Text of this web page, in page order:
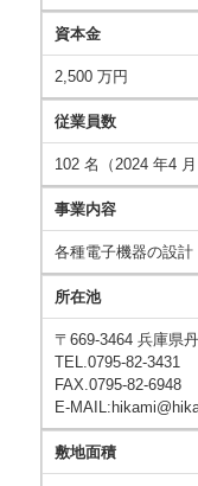
資本金
2,500 万円
従業員数
102 名（2024 年4 月
事業内容
各種電子機器の設計
所在池
〒669-3464 兵庫県
TEL.0795-82-3431
FAX.0795-82-6948
E-
敷地面積